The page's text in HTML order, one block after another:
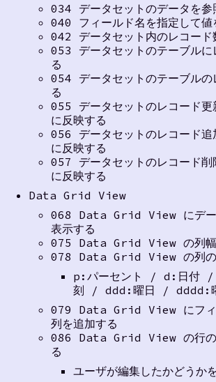
034 データセットのデータを参
040 フィールド名を指定して値
042 データセット内のレコード
053 データセットのテーブルに
る
054 データセットのテーブルの
る
055 データセットのレコード更
に反映する
056 データセットのレコード追
に反映する
057 データセットのレコード削
に反映する
Data Grid View
068 Data Grid View にデー
表示する
075 Data Grid View の列幅
078 Data Grid View の列の
p:パーセント / d:日
刻 / ddd:曜日 / dddd:
079 Data Grid View にフィ
列を追加する
086 Data Grid View の行の
る
ユーザが編集したかどうか